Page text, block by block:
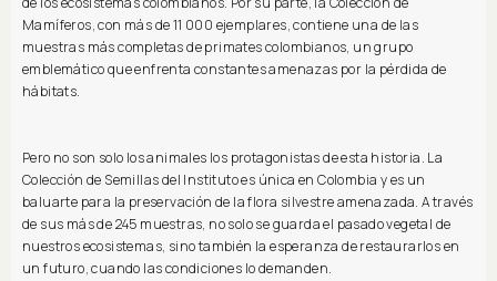
Mamíferos, con más de 11 000 ejemplares, contiene una de las
muestras más completas de primates colombianos, un grupo
emblemático que enfrenta constantes amenazas por la pérdida de
hábitats.
Pero no son solo los animales los protagonistas de esta historia. La
Colección de Semillas del Instituto es única en Colombia y es un
baluarte para la preservación de la flora silvestre amenazada. A través
de sus más de 245 muestras, no solo se guarda el pasado vegetal de
nuestros ecosistemas, sino también la esperanza de restaurarlos en
un futuro, cuando las condiciones lo demanden.